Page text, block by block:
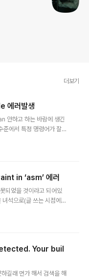
더보기
에러발생
안하고 하는 바람에 생긴
에서 특정 명령어가 잘
들은 잘못된 옵션으로
in ‘asm’ 에러
되었을 것이라고 되어있
석으로(글 쓰는 시점에도
라고 되어있다. 그런이유
select(). These are O
길래 먼가 해서 검색을 해